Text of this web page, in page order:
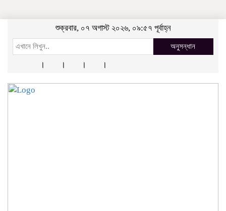
শুক্রবার, ০৭ অগাস্ট ২০২৬, ০৯:৫৭ পূর্বাহ্ন
অনুসন্ধান